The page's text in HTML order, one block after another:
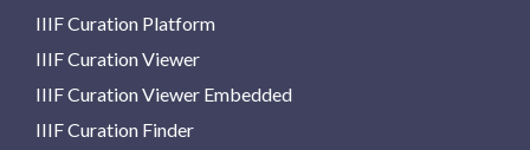
IIIF Curation Platform
IIIF Curation Viewer
IIIF Curation Viewer Embedded
IIIF Curation Finder